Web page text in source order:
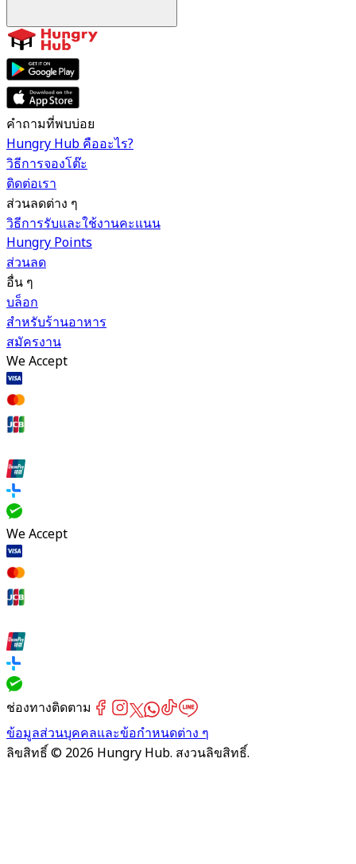
คำถามที่พบบ่อย
Hungry Hub คืออะไร?
วิธีการจองโต๊ะ
ติดต่อเรา
ส่วนลดต่าง ๆ
วิธีการรับและใช้งานคะแนน
Hungry Points
ส่วนลด
อื่น ๆ
บล็อก
สำหรับร้านอาหาร
สมัครงาน
We Accept
We Accept
ช่องทางติดตาม
ข้อมูลส่วนบุคคลและข้อกำหนดต่าง ๆ
ลิขสิทธิ์ © 2026 Hungry Hub. สงวนลิขสิทธิ์.